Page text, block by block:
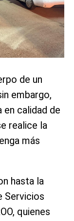
de un
embargo,
calidad de
realice la
más
hasta la
Servicios
quienes